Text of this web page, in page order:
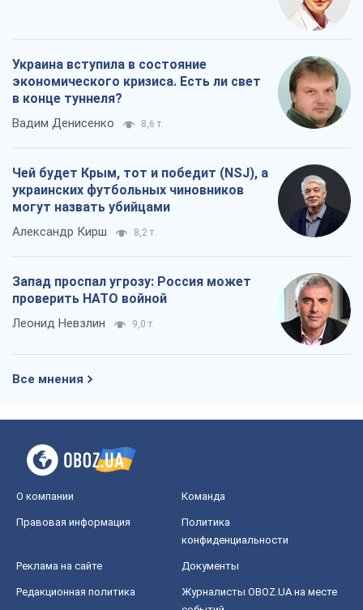
Украина вступила в состояние
экономического кризиса. Есть ли свет
в конце туннеля?
Вадим Денисенко 8,6 т.
Чей будет Крым, тот и победит (NSJ), а
украинских футбольных чиновников
могут назвать убийцами
Александр Кирш 8,2 т.
Запад проспал угрозу: Россия может
проверить НАТО войной
Леонид Невзлин 9,0 т.
Все мнения
О компании Команда
Правовая информация
Политика
конфиденциальности
Реклама на сайте Документы
Редакционная политика
Журналисты OBOZ.UA на месте